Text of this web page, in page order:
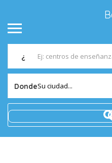
¿
DondeSu ciudad...